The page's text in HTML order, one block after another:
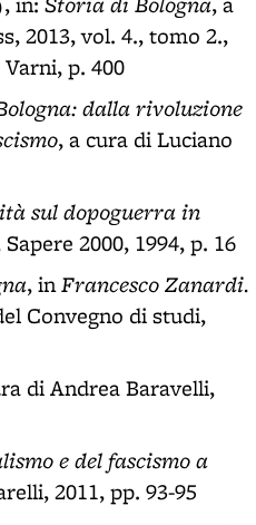
2013, vol. 4., tomo 2.,
p. 400
dalla rivoluzione
, a cura di Luciano
sul dopoguerra in
Sapere 2000, 1994, p. 16
, inFrancesco Zanardi.
Convegno di studi,
di Andrea Baravelli,
e del fascismo a
2011, pp. 93-95